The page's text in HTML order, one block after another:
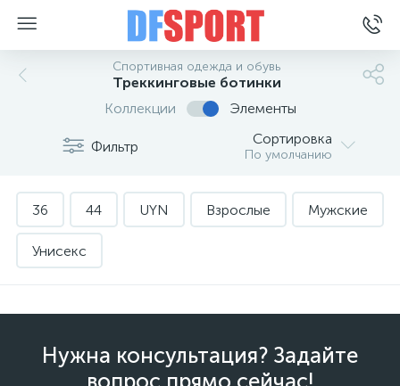
Спортивная одежда и обувь
Треккинговые ботинки
Коллекции
Элементы
Фильтр Сортировка
По умолчанию
36 44 UYN Взрослые Мужские
Унисекс
Нужна консультация? Задайте